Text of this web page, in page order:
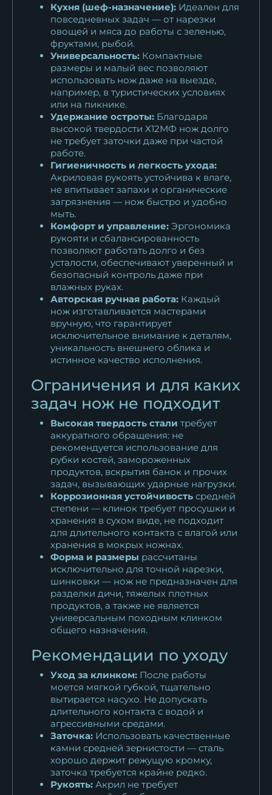
Кухня (шеф-назначение): Идеален для
повседневных задач — от нарезки
овощей и мяса до работы с зеленью,
фруктами, рыбой.
Универсальность: Компактные
размеры и малый вес позволяют
использовать нож даже на выезде,
например, в туристических условиях
или на пикнике.
Удержание остроты: Благодаря
высокой твердости Х12МФ нож долго
не требует заточки даже при частой
работе.
Гигиеничность и легкость ухода:
Акриловая рукоять устойчива к влаге,
не впитывает запахи и органические
загрязнения — нож быстро и удобно
мыть.
Комфорт и управление: Эргономика
рукояти и сбалансированность
позволяют работать долго и без
усталости, обеспечивают уверенный и
безопасный контроль даже при
влажных руках.
Авторская ручная работа: Каждый
нож изготавливается мастерами
вручную, что гарантирует
исключительное внимание к деталям,
уникальность внешнего облика и
истинное качество исполнения.
Ограничения и для каких
задач нож не подходит
Высокая твердость стали требует
аккуратного обращения: не
рекомендуется использование для
рубки костей, замороженных
продуктов, вскрытия банок и прочих
задач, вызывающих ударные нагрузки.
Коррозионная устойчивость средней
степени — клинок требует просушки и
хранения в сухом виде, не подходит
для длительного контакта с влагой или
хранения в мокрых ножнах.
Форма и размеры рассчитаны
исключительно для точной нарезки,
шинковки — нож не предназначен для
разделки дичи, тяжелых плотных
продуктов, а также не является
универсальным походным клинком
общего назначения.
Рекомендации по уходу
Уход за клинком: После работы
моется мягкой губкой, тщательно
вытирается насухо. Не допускать
длительного контакта с водой и
агрессивными средами.
Заточка: Использовать качественные
камни средней зернистости — сталь
хорошо держит режущую кромку,
заточка требуется крайне редко.
Рукоять: Акрил не требует